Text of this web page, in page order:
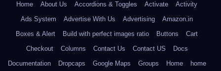
Home
About Us Accordions & Toggles Activate
Activity
Ads System
Advertise With Us Advertising
Amazon.in
Boxes & Alert
Build with perfect images ratio Buttons
Cart
Checkout
Columns Contact Us Contact US
Docs
Documentation
Dropcaps Google Maps Groups Home
home